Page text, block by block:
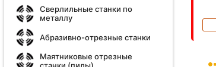
Сверлильные станки по
металлу
Абразивно-отрезные станки
Маятниковые отрезные